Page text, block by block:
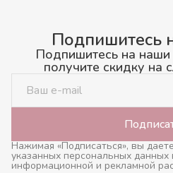
Подпишитесь
Подпишитесь на наши
получите скидку на
Нажимая «Подписаться», вы
указанных персональных данных
информационной и рекламной